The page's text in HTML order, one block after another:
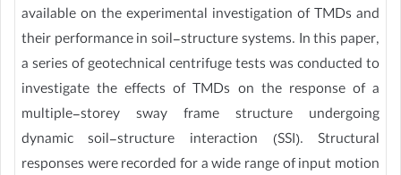
available on the experimental investigation of TMDs and
their performance in soil-structure systems. In this paper,
a series of geotechnical centrifuge tests was conducted to
investigate the effects of TMDs on the response of a
multiple-storey sway frame structure undergoing
dynamic soil-structure interaction (SSI). Structural
responses were recorded for a wide range of input motion